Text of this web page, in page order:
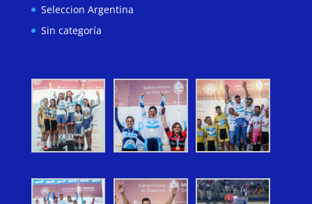
Seleccion Argentina
Sin categoría